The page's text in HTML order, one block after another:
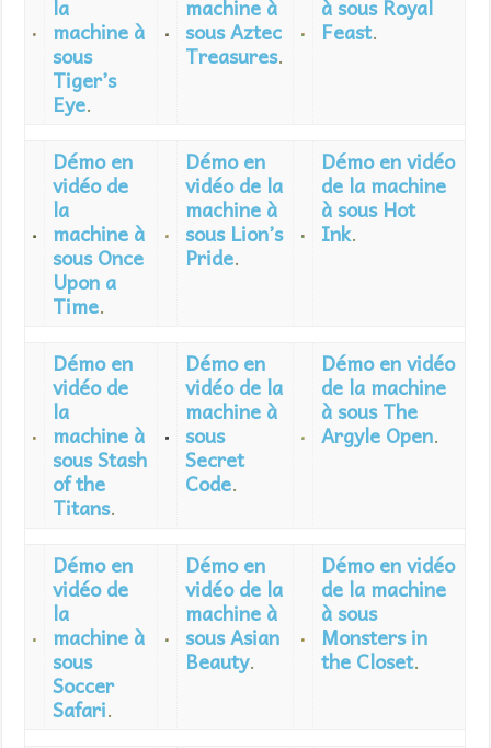
la
machine à
sous
Tiger’s
Eye.
machine à
sous Aztec
Treasures.
à sous Royal
Feast.
Démo en
vidéo de
la
machine à
sous Once
Upon a
Time.
Démo en
vidéo de la
machine à
sous Lion’s
Pride.
Démo en vidéo
de la machine
à sous Hot
Ink.
Démo en
vidéo de
la
machine à
sous Stash
of the
Titans.
Démo en
vidéo de la
machine à
sous
Secret
Code.
Démo en vidéo
de la machine
à sous The
Argyle Open.
Démo en
vidéo de
la
machine à
sous
Soccer
Safari.
Démo en
vidéo de la
machine à
sous Asian
Beauty.
Démo en vidéo
de la machine
à sous
Monsters in
the Closet.